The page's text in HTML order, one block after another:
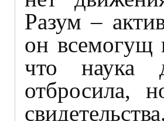
Разум –
он всемогущ
что наука
отбросила,